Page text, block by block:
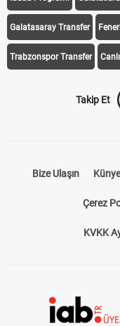
Galatasaray Transfer
Trabzonspor Transfer
Takip Et
Bize Ulaşın Künye
Çerez
KVKK